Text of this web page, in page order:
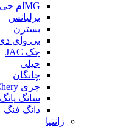
MGام جی
برلیانس
بسترن
بی وای
جک JAC
جیلی
چانگان
چری Chery
سانگ یانگ
دانگ فنگ
زانتیا